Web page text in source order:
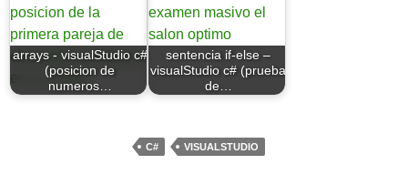
arrays - visualStudio c#
(posicion de
numeros…
sentencia if-else –
visualStudio c# (prueba
de…
C# VISUALSTUDIO